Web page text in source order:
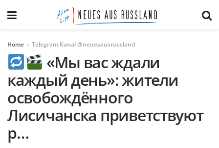
Home Telegram Kanal @neuesausrussland
«Мы вас ждали
каждый день»: жители
освобождённого
Лисичанска приветствуют
р…